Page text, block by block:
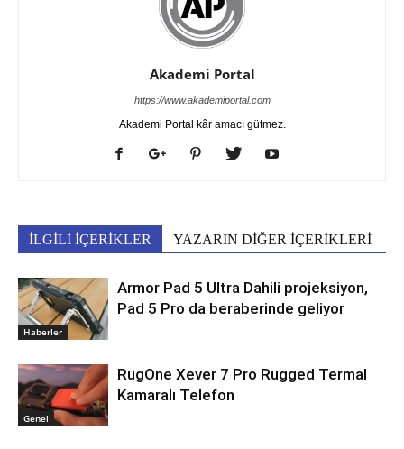
Akademi Portal
https://www.akademiportal.com
Akademi Portal kâr amacı gütmez.
İLGİLİ İÇERİKLER YAZARIN DİĞER İÇERİKLERİ
Haberler
Armor Pad 5 Ultra Dahili projeksiyon,
Pad 5 Pro da beraberinde geliyor
Genel
RugOne Xever 7 Pro Rugged Termal
Kamaralı Telefon